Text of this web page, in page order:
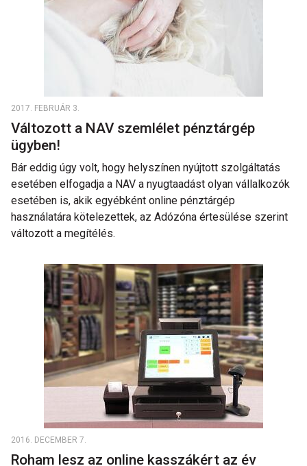
2017. FEBRUÁR 3.
Változott a NAV szemlélet pénztárgép
ügyben!
Bár eddig úgy volt, hogy helyszínen nyújtott szolgáltatás
esetében elfogadja a NAV a nyugtaadást olyan vállalkozók
esetében is, akik egyébként online pénztárgép
használatára kötelezettek, az Adózóna értesülése szerint
változott a megítélés.
2016. DECEMBER 7.
Roham lesz az online kasszákért az év